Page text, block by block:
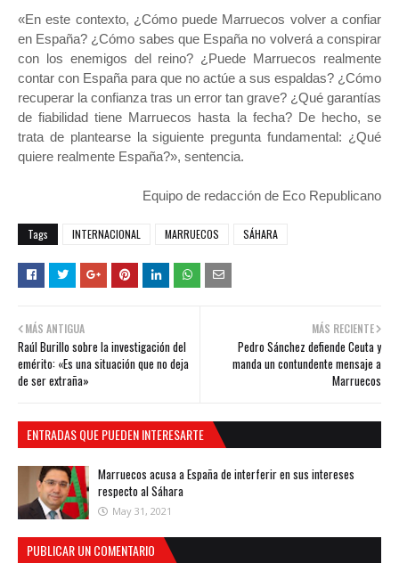
«En este contexto, ¿Cómo puede Marruecos volver a confiar
en España? ¿Cómo sabes que España no volverá a conspirar
con los enemigos del reino? ¿Puede Marruecos realmente
contar con España para que no actúe a sus espaldas? ¿Cómo
recuperar la confianza tras un error tan grave? ¿Qué garantías
de fiabilidad tiene Marruecos hasta la fecha? De hecho, se
trata de plantearse la siguiente pregunta fundamental: ¿Qué
quiere realmente España?», sentencia.
Equipo de redacción de Eco Republicano
Tags INTERNACIONAL MARRUECOS SÁHARA
MÁS RECIENTE
Pedro Sánchez defiende Ceuta y
manda un contundente mensaje a
Marruecos
MÁS ANTIGUA
Raúl Burillo sobre la investigación del
emérito: «Es una situación que no deja
de ser extraña»
ENTRADAS QUE PUEDEN INTERESARTE
Marruecos acusa a España de interferir en sus intereses
respecto al Sáhara
May 31, 2021
PUBLICAR UN COMENTARIO